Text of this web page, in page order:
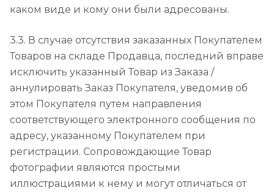
каком виде и кому они были адресованы.
3.3. В случае отсутствия заказанных Покупателем
Товаров на складе Продавца, последний вправе
исключить указанный Товар из Заказа /
аннулировать Заказ Покупателя, уведомив об
этом Покупателя путем направления
соответствующего электронного сообщения по
адресу, указанному Покупателем при
регистрации. Сопровождающие Товар
фотографии являются простыми
иллюстрациями к нему и могут отличаться от